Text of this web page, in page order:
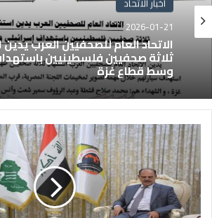
2026-01-21
الاتحاد العام للصحفيين العرب
ثلاثة صحفيين فلسطينيين
وسط قطاع غزة